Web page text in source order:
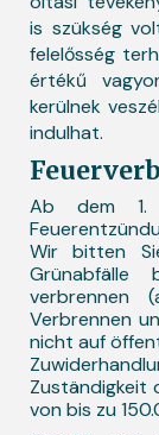
is szükség
felelősség
értékű
kerülnek
indulhat.
Ab dem 1.
Wir bitten
verbrennen
Verbrennen
nicht auf
Zuständigkeit
von bis zu